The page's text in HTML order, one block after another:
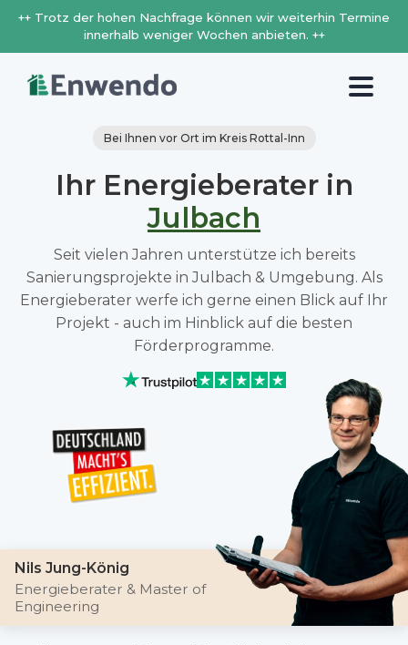
++ Trotz der hohen Nachfrage können wir weiterhin Termine
innerhalb weniger Wochen anbieten. ++
Bei Ihnen vor Ort im Kreis Rottal-Inn
Ihr Energieberater in
Julbach
Seit vielen Jahren unterstütze ich bereits
Sanierungsprojekte in Julbach & Umgebung. Als
Energieberater werfe ich gerne einen Blick auf Ihr
Projekt - auch im Hinblick auf die besten
Förderprogramme.
Nils Jung-König
Energieberater & Master of
Engineering